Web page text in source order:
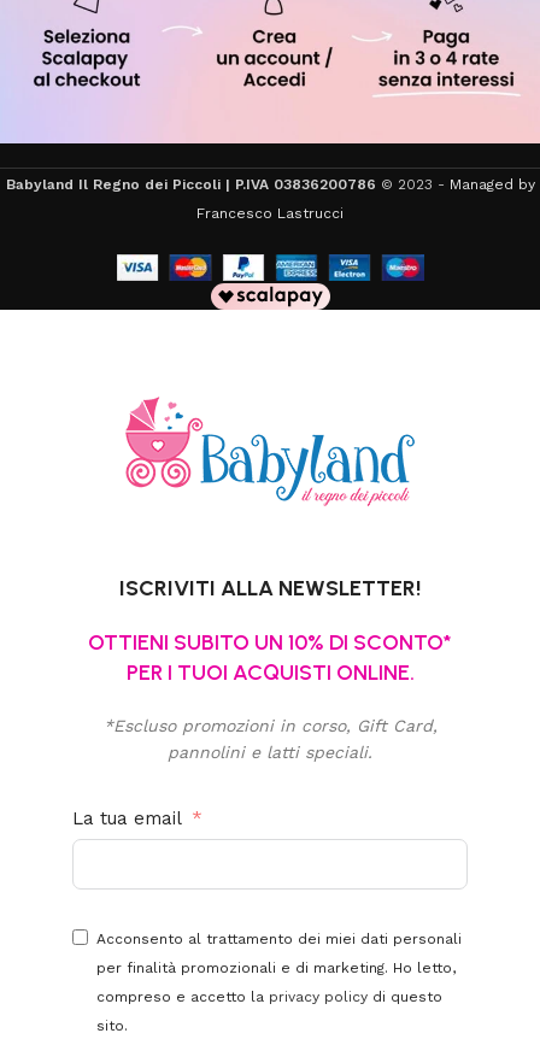
Babyland Il Regno dei Piccoli | P.IVA 03836200786 © 2023 - Managed by
Francesco Lastrucci
ISCRIVITI ALLA NEWSLETTER!
OTTIENI SUBITO UN 10% DI SCONTO*
PER I TUOI ACQUISTI ONLINE.
*Escluso promozioni in corso, Gift Card,
pannolini e latti speciali.
La tua email
Acconsento al trattamento dei miei dati personali
per finalità promozionali e di marketing. Ho letto,
compreso e accetto la privacy policy di questo
sito.